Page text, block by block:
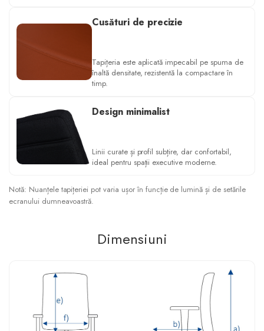
Cusături de precizie
Tapițeria este aplicată impecabil pe spuma de
înaltă densitate, rezistentă la compactare în
timp.
Design minimalist
Linii curate și profil subțire, dar confortabil,
ideal pentru spații executive moderne.
Notă: Nuanțele tapițeriei pot varia ușor în funcție de lumină și de setările
ecranului dumneavoastră.
Dimensiuni